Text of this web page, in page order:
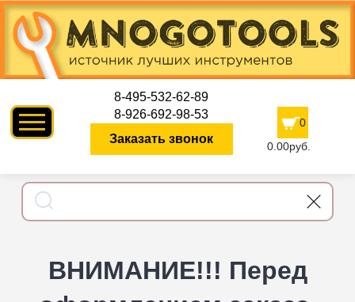
8-495-532-62-89
8-926-692-98-53
Заказать звонок
0
0.00руб.
ВНИМАНИЕ!!! Перед